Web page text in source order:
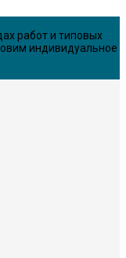
работ и типовых
индивидуальное